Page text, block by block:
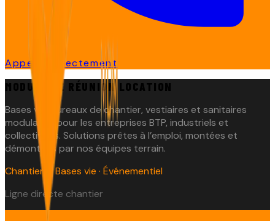
Appeler directement
MODULAIRE RÉUNION LOCATION
Bases vie, bureaux de chantier, vestiaires et sanitaires
modulaires pour les entreprises BTP, industriels et
collectivités. Solutions prêtes à l’emploi, montées et
démontées par nos équipes terrain.
Chantiers · Bases vie · Événementiel
Ligne directe chantier